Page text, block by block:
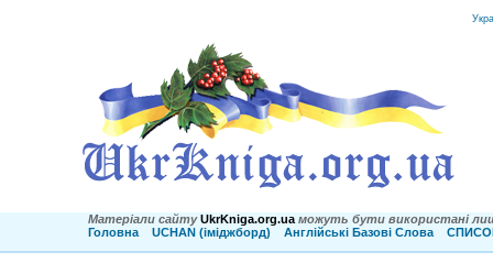
Матеріали сайту UkrKniga.org.ua можуть бути використані
Головна
UCHAN (іміджборд) Англійські Базові Слова